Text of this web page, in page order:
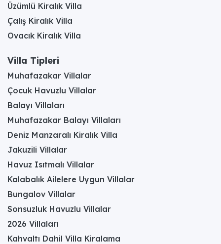
Üzümlü Kiralık Villa
Çalış Kiralık Villa
Ovacık Kiralık Villa
Villa Tipleri
Muhafazakar Villalar
Çocuk Havuzlu Villalar
Balayı Villaları
Muhafazakar Balayı Villaları
Deniz Manzaralı Kiralık Villa
Jakuzili Villalar
Havuz Isıtmalı Villalar
Kalabalık Ailelere Uygun Villalar
Bungalov Villalar
Sonsuzluk Havuzlu Villalar
2026 Villaları
Kahvaltı Dahil Villa Kiralama